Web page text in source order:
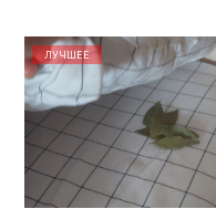
ЛУЧШЕЕ